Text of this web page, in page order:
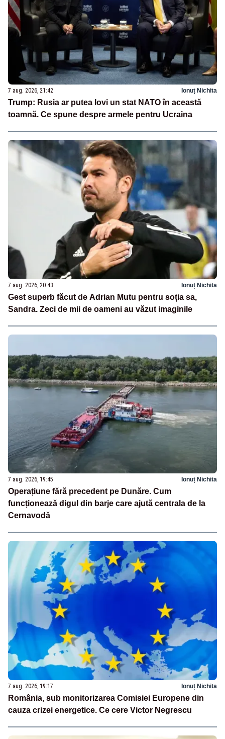
7 aug. 2026, 21:42 Ionuț Nichita
Trump: Rusia ar putea lovi un stat NATO în această
toamnă. Ce spune despre armele pentru Ucraina
7 aug. 2026, 20:43 Ionuț Nichita
Gest superb făcut de Adrian Mutu pentru soția sa,
Sandra. Zeci de mii de oameni au văzut imaginile
7 aug. 2026, 19:45 Ionuț Nichita
Operațiune fără precedent pe Dunăre. Cum
funcționează digul din barje care ajută centrala de la
Cernavodă
7 aug. 2026, 19:17 Ionuț Nichita
România, sub monitorizarea Comisiei Europene din
cauza crizei energetice. Ce cere Victor Negrescu